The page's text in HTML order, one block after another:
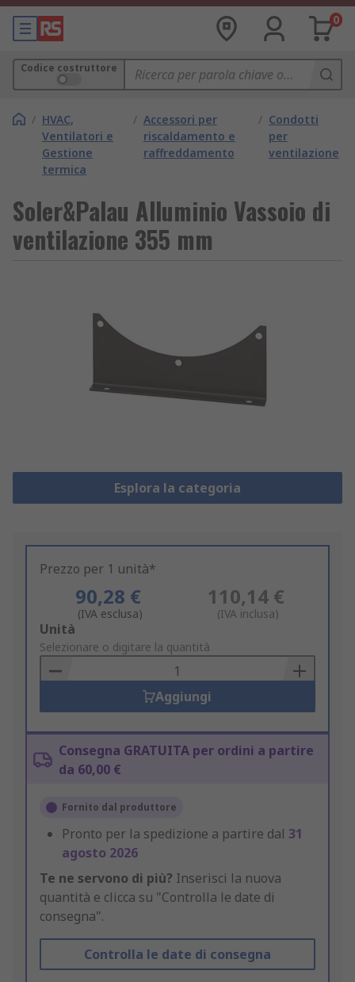
0
Codice costruttore
/ HVAC,
Ventilatori e
Gestione
termica
/ Accessori per
riscaldamento e
raffreddamento
/ Condotti
per
ventilazione
Soler&Palau Alluminio Vassoio di
ventilazione 355 mm
Esplora la categoria
Prezzo per 1 unità*
90,28 €
(IVA esclusa)
110,14 €
(IVA inclusa)
Add
to
Basket
Unità
Selezionare o digitare la quantità
Aggiungi
Consegna GRATUITA per ordini a partire
da 60,00 €
Fornito dal produttore
Pronto per la spedizione a partire dal 31
agosto 2026
Te ne servono di più? Inserisci la nuova
quantità e clicca su "Controlla le date di
consegna".
Controlla le date di consegna